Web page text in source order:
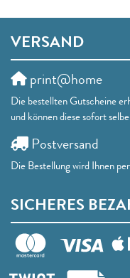
VERSAND
print@home
Die bestellten Gutscheine
und können diese sofort
Postversand
Die Bestellung wird Ihnen
SICHERES